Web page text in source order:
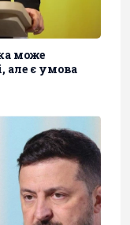
може
але є умова